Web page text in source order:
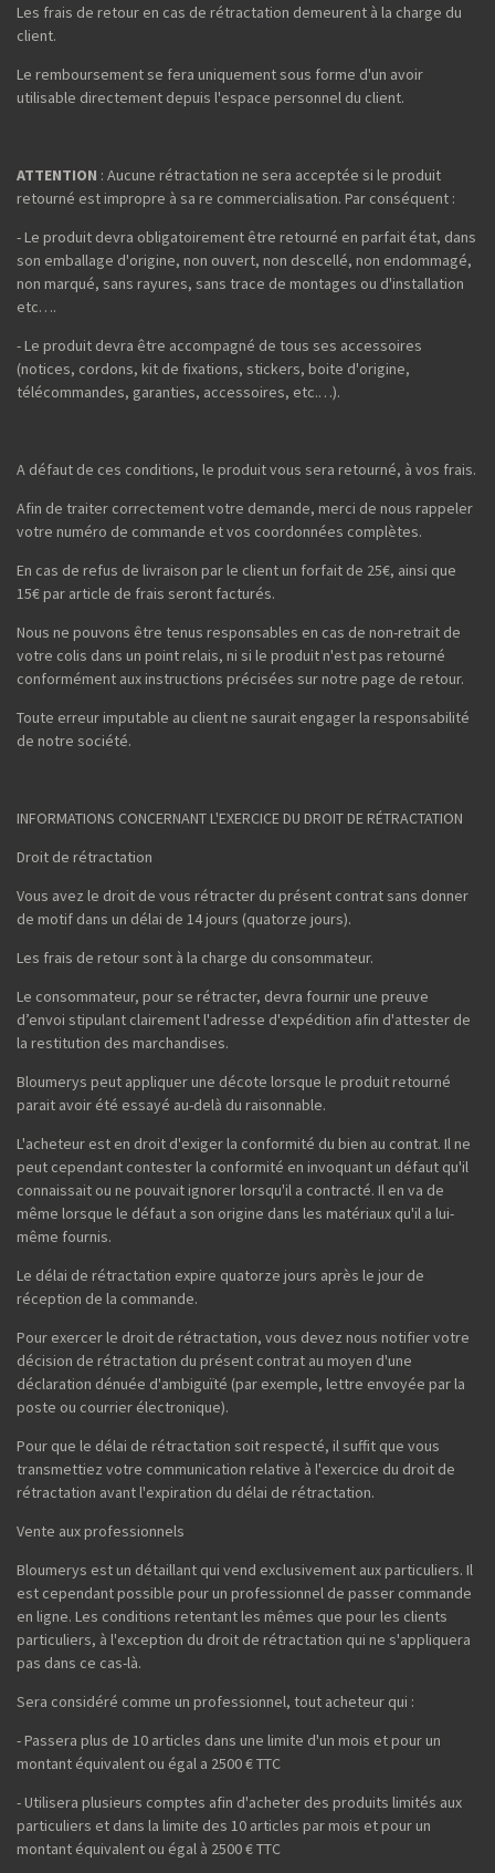
Les frais de retour en cas de rétractation demeurent à la charge du
client.
Le remboursement se fera uniquement sous forme d'un avoir
utilisable directement depuis l'espace personnel du client.
ATTENTION : Aucune rétractation ne sera acceptée si le produit
retourné est impropre à sa re commercialisation. Par conséquent :
- Le produit devra obligatoirement être retourné en parfait état, dans
son emballage d'origine, non ouvert, non descellé, non endommagé,
non marqué, sans rayures, sans trace de montages ou d'installation
etc….
- Le produit devra être accompagné de tous ses accessoires
(notices, cordons, kit de fixations, stickers, boite d'origine,
télécommandes, garanties, accessoires, etc.…).
A défaut de ces conditions, le produit vous sera retourné, à vos frais.
Afin de traiter correctement votre demande, merci de nous rappeler
votre numéro de commande et vos coordonnées complètes.
En cas de refus de livraison par le client un forfait de 25€, ainsi que
15€ par article de frais seront facturés.
Nous ne pouvons être tenus responsables en cas de non-retrait de
votre colis dans un point relais, ni si le produit n'est pas retourné
conformément aux instructions précisées sur notre page de retour.
Toute erreur imputable au client ne saurait engager la responsabilité
de notre société.
INFORMATIONS CONCERNANT L'EXERCICE DU DROIT DE RÉTRACTATION
Droit de rétractation
Vous avez le droit de vous rétracter du présent contrat sans donner
de motif dans un délai de 14 jours (quatorze jours).
Les frais de retour sont à la charge du consommateur.
Le consommateur, pour se rétracter, devra fournir une preuve
d’envoi stipulant clairement l'adresse d'expédition afin d'attester de
la restitution des marchandises.
Bloumerys peut appliquer une décote lorsque le produit retourné
parait avoir été essayé au-delà du raisonnable.
L'acheteur est en droit d'exiger la conformité du bien au contrat. Il ne
peut cependant contester la conformité en invoquant un défaut qu'il
connaissait ou ne pouvait ignorer lorsqu'il a contracté. Il en va de
même lorsque le défaut a son origine dans les matériaux qu'il a lui-
même fournis.
Le délai de rétractation expire quatorze jours après le jour de
réception de la commande.
Pour exercer le droit de rétractation, vous devez nous notifier votre
décision de rétractation du présent contrat au moyen d'une
déclaration dénuée d'ambiguïté (par exemple, lettre envoyée par la
poste ou courrier électronique).
Pour que le délai de rétractation soit respecté, il suffit que vous
transmettiez votre communication relative à l'exercice du droit de
rétractation avant l'expiration du délai de rétractation.
Vente aux professionnels
Bloumerys est un détaillant qui vend exclusivement aux particuliers. Il
est cependant possible pour un professionnel de passer commande
en ligne. Les conditions retentant les mêmes que pour les clients
particuliers, à l'exception du droit de rétractation qui ne s'appliquera
pas dans ce cas-là.
Sera considéré comme un professionnel, tout acheteur qui :
- Passera plus de 10 articles dans une limite d'un mois et pour un
montant équivalent ou égal a 2500 € TTC
- Utilisera plusieurs comptes afin d'acheter des produits limités aux
particuliers et dans la limite des 10 articles par mois et pour un
montant équivalent ou égal à 2500 € TTC